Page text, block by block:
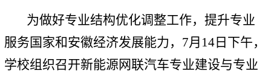
为做好专业结构优化调整工作，提升专业
服务国家和安徽经济发展能力，7月14日下午，
学校组织召开新能源网联汽车专业建设与专业